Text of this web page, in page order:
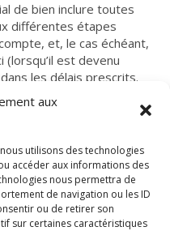
aux
utilisons des technologies
accéder aux informations des
nous permettra de
de navigation ou les ID
ou de retirer son
sur certaines caractéristiques
de bien inclure toutes
différentes étapes
et, le cas échéant,
est devenu
les délais prescrits.